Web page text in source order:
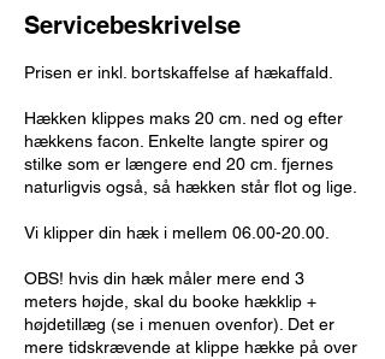
Servicebeskrivelse
Prisen er inkl. bortskaffelse af hækaffald.
Hækken klippes maks 20 cm. ned og efter
hækkens facon. Enkelte langte spirer og
stilke som er længere end 20 cm. fjernes
naturligvis også, så hækken står flot og lige.
Vi klipper din hæk i mellem 06.00-20.00.
OBS! hvis din hæk måler mere end 3
meters højde, skal du booke hækklip +
højdetillæg (se i menuen ovenfor). Det er
mere tidskrævende at klippe hække på over